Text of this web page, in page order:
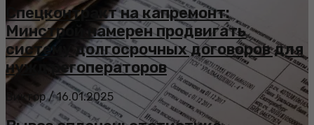
Спецконтракт на капремонт:
Минстрой намерен продвигать
систему долгосрочных договоров для
нужд регоператоров
Виктор / 16.01.2025